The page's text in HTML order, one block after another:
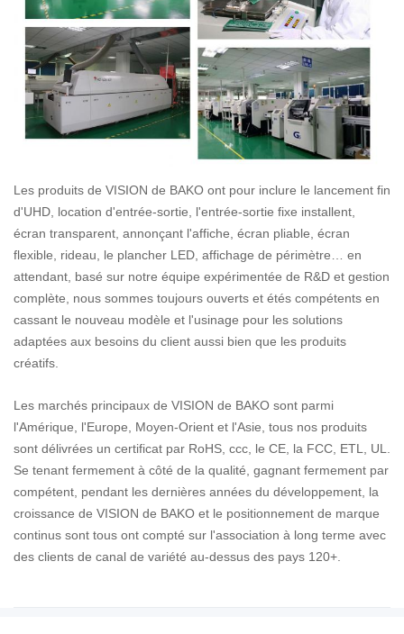
Les produits de VISION de BAKO ont pour inclure le lancement fin
d'UHD, location d'entrée-sortie, l'entrée-sortie fixe installent,
écran transparent, annonçant l'affiche, écran pliable, écran
flexible, rideau, le plancher LED, affichage de périmètre… en
attendant, basé sur notre équipe expérimentée de R&D et gestion
complète, nous sommes toujours ouverts et étés compétents en
cassant le nouveau modèle et l'usinage pour les solutions
adaptées aux besoins du client aussi bien que les produits
créatifs.
Les marchés principaux de VISION de BAKO sont parmi
l'Amérique, l'Europe, Moyen-Orient et l'Asie, tous nos produits
sont délivrées un certificat par RoHS, ccc, le CE, la FCC, ETL, UL.
Se tenant fermement à côté de la qualité, gagnant fermement par
compétent, pendant les dernières années du développement, la
croissance de VISION de BAKO et le positionnement de marque
continus sont tous ont compté sur l'association à long terme avec
des clients de canal de variété au-dessus des pays 120+.